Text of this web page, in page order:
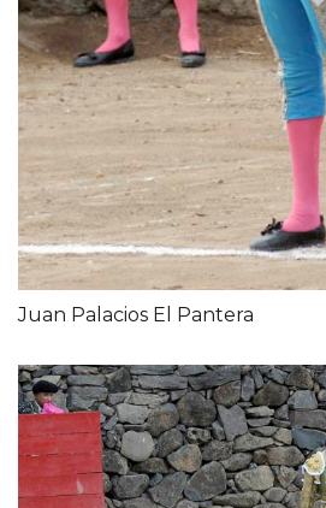
Juan Palacios El Pantera